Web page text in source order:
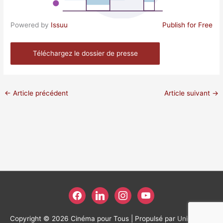
Powered by Issuu Publish for Free
Téléchargez le dossier de presse
← Article précédent Article suivant →
facebooklinkedin instagramyoutube
Copyright © 2026 Cinéma pour Tous | Propulsé par Unikweb